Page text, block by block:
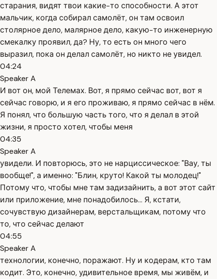
старания, видят твои какие-то способности. А этот
мальчик, когда собирал самолёт, он там освоил
столярное дело, малярное дело, какую-то инженерную
смекалку проявил, да? Ну, то есть он много чего
выразил, пока он делал самолёт, но никто не увидел.
04:24
Speaker A
И вот он, мой Телемах. Вот, я прямо сейчас вот, вот я
сейчас говорю, и я его проживаю, я прямо сейчас в нём.
Я понял, что большую часть того, что я делал в этой
жизни, я просто хотел, чтобы меня
04:35
Speaker A
увидели. И повторюсь, это не нарциссическое: "Вау, ты
вообще!", а именно: "Блин, круто! Какой ты молодец!"
Потому что, чтобы мне там задизайнить, а вот этот сайт
или приложение, мне понадобилось... Я, кстати,
сочувствую дизайнерам, верстальщикам, потому что
то, что сейчас делают
04:55
Speaker A
технологии, конечно, поражают. Ну и кодерам, кто там
кодит. Это, конечно, удивительное время, мы живём, и